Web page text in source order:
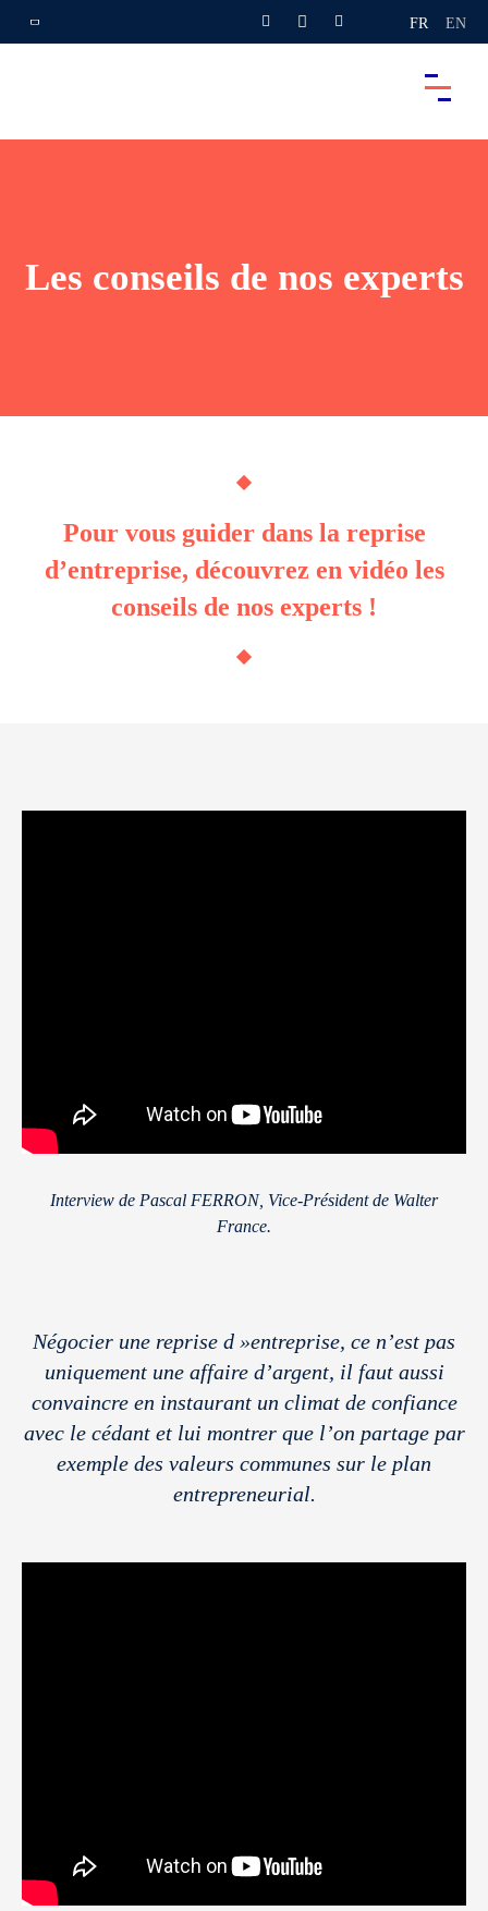
FR EN
Les conseils de nos experts
Pour vous guider dans la reprise
d’entreprise, découvrez en vidéo les
conseils de nos experts !
Interview de Pascal FERRON, Vice-Président de Walter
France.
Négocier une reprise d »entreprise, ce n’est pas
uniquement une affaire d’argent, il faut aussi
convaincre en instaurant un climat de confiance
avec le cédant et lui montrer que l’on partage par
exemple des valeurs communes sur le plan
entrepreneurial.